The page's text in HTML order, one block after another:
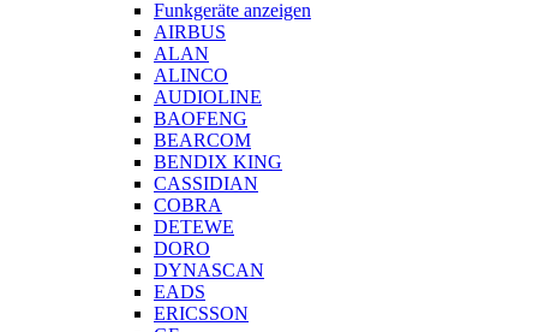
Funkgeräte anzeigen
AIRBUS
ALAN
ALINCO
AUDIOLINE
BAOFENG
BEARCOM
BENDIX KING
CASSIDIAN
COBRA
DETEWE
DORO
DYNASCAN
EADS
ERICSSON